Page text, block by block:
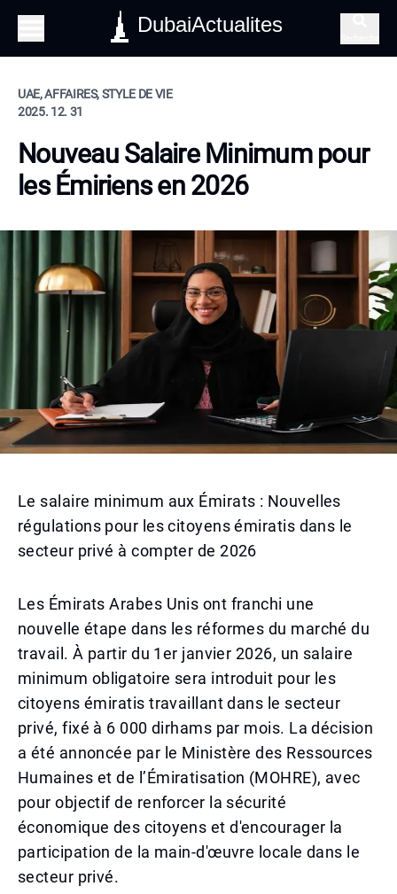
DubaiActualites
UAE, AFFAIRES, STYLE DE VIE
2025. 12. 31
Nouveau Salaire Minimum pour
les Émiriens en 2026
Le salaire minimum aux Émirats : Nouvelles
régulations pour les citoyens émiratis dans le
secteur privé à compter de 2026
Les Émirats Arabes Unis ont franchi une
nouvelle étape dans les réformes du marché du
travail. À partir du 1er janvier 2026, un salaire
minimum obligatoire sera introduit pour les
citoyens émiratis travaillant dans le secteur
privé, fixé à 6 000 dirhams par mois. La décision
a été annoncée par le Ministère des Ressources
Humaines et de l’Émiratisation (MOHRE), avec
pour objectif de renforcer la sécurité
économique des citoyens et d'encourager la
participation de la main-d'œuvre locale dans le
secteur privé.